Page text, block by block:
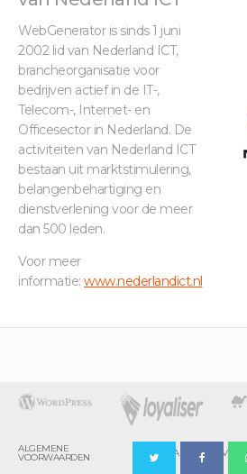
WebGenerator is sinds 1 juni
2002 lid van Nederland ICT,
brancheorganisatie voor
bedrijven actief in de IT-,
Telecom-, Internet- en
Officesector in Nederland. De
activiteiten van Nederland ICT
bestaan uit marktstimulering,
belangenbehartiging en
dienstverlening voor de meer
dan 500 leden.
Voor meer
informatie: www.nederlandict.nl
ALGEMENE
VOORWAARDEN DISCLAIMER PRIVACY